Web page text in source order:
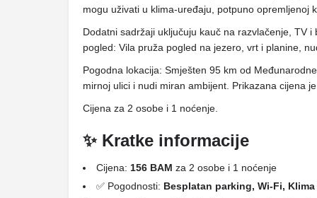
mogu uživati ​​u klima-uređaju, potpuno opremljenoj
Dodatni sadržaji uključuju kauč na razvlačenje, TV
pogled: Vila pruža pogled na jezero, vrt i planine,
Pogodna lokacija: Smješten 95 km od
mirnoj ulici i nudi miran ambijent. Prikazana cijena
Cijena za 2 osobe i 1 noćenje.
✨ Kratke informacije
Cijena: 156 BAM za 2 osobe i 1 noćenje
✅ Pogodnosti: Besplatan parking, Wi-Fi,